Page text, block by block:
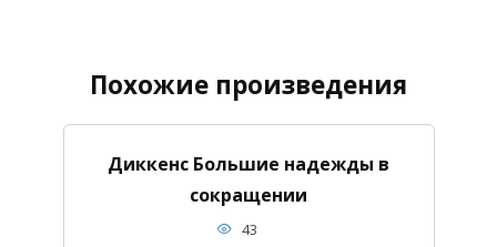
Похожие произведения
Диккенс Большие надежды в
сокращении
43